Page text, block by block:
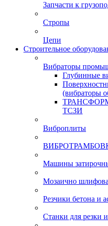
Запчасти к
Стропы
Цепи
Строительное
Вибраторы
Глубинные
(вибраторы
ТСЗИ
Виброплиты
Машины
Мозаично
Резчики бетона и
Станки для резки